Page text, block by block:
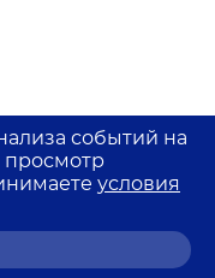
событий на
просмотр
условия